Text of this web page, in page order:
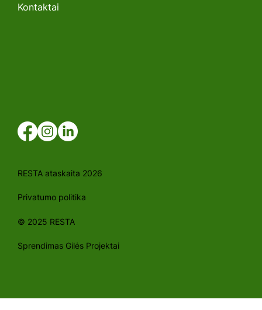
Kontaktai
RESTA ataskaita 2026
Privatumo politika
© 2025 RESTA
Sprendimas Gilės Projektai